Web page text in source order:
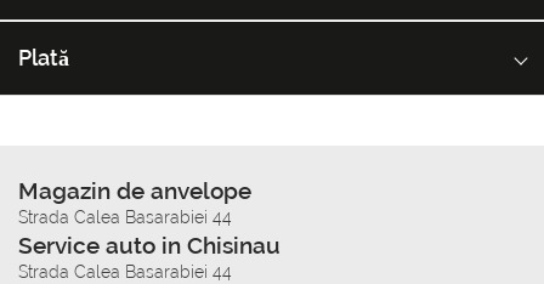
Plată
Magazin de anvelope
Strada Calea Basarabiei 44
Service auto in Chisinau
Strada Calea Basarabiei 44